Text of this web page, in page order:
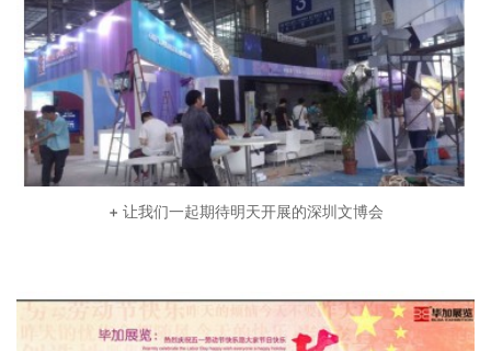
+ 让我们一起期待明天开展的深圳文博会